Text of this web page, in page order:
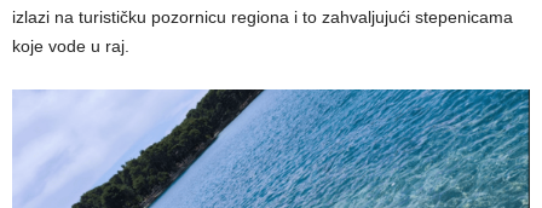
izlazi na turističku pozornicu regiona i to zahvaljujući stepenicama
koje vode u raj.